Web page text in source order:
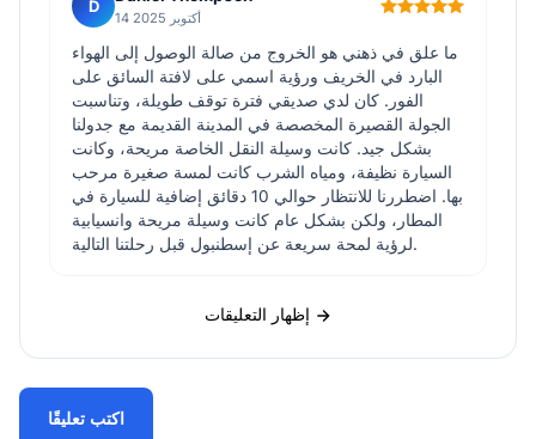
D
14 أكتوبر 2025
ما علق في ذهني هو الخروج من صالة الوصول إلى الهواء
البارد في الخريف ورؤية اسمي على لافتة السائق على
الفور. كان لدي صديقي فترة توقف طويلة، وتناسبت
الجولة القصيرة المخصصة في المدينة القديمة مع جدولنا
بشكل جيد. كانت وسيلة النقل الخاصة مريحة، وكانت
السيارة نظيفة، ومياه الشرب كانت لمسة صغيرة مرحب
بها. اضطررنا للانتظار حوالي 10 دقائق إضافية للسيارة في
المطار، ولكن بشكل عام كانت وسيلة مريحة وانسيابية
لرؤية لمحة سريعة عن إسطنبول قبل رحلتنا التالية.
اكتب تعليقًا